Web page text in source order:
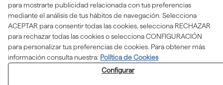
Aquesta actuació està impulsada i subvencionada pel
Departament d'Empresa i Treball i finançada pel Fons
Social Europeu com a part de la resposta de la Unió
Europea a la pandèmia de COVID-19.
para mostrarte publicidad relacionada con tus preferencias
mediante el análisis de tus hábitos de navegación. Selecciona
ACEPTAR para consentir todas las cookies, selecciona RECHAZAR
para rechazar todas las cookies o selecciona CONFIGURACIÓN
para personalizar tus preferencias de cookies. Para obtener más
información consulta nuestra: Política de Cookies
Configurar